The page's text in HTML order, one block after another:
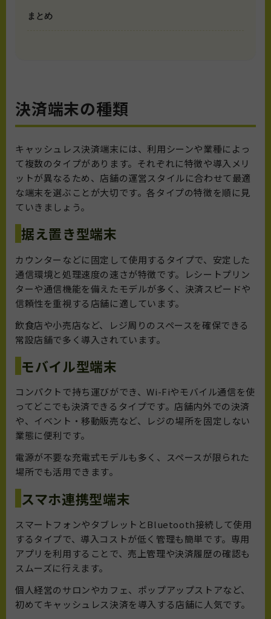
まとめ
決済端末の種類
キャッシュレス決済端末には、利用シーンや業種によっ
て複数のタイプがあります。それぞれに特徴や導入メリ
ットが異なるため、店舗の運営スタイルに合わせて最適
な端末を選ぶことが大切です。各タイプの特徴を順に見
ていきましょう。
据え置き型端末
カウンターなどに固定して使用するタイプで、安定した
通信環境と処理速度の速さが特徴です。レシートプリン
ターや通信機能を備えたモデルが多く、決済スピードや
信頼性を重視する店舗に適しています。
飲食店や小売店など、レジ周りのスペースを確保できる
常設店舗で多く導入されています。
モバイル型端末
コンパクトで持ち運びができ、Wi-Fiやモバイル通信を使
ってどこでも決済できるタイプです。店舗内外での決済
や、イベント・移動販売など、レジの場所を固定しない
業態に便利です。
電源が不要な充電式モデルも多く、スペースが限られた
場所でも活用できます。
スマホ連携型端末
スマートフォンやタブレットとBluetooth接続して使用
するタイプで、導入コストが低く管理も簡単です。専用
アプリを利用することで、売上管理や決済履歴の確認も
スムーズに行えます。
個人経営のサロンやカフェ、ポップアップストアなど、
初めてキャッシュレス決済を導入する店舗に人気です。